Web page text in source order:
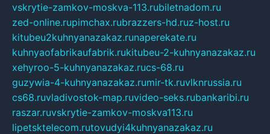
vskrytie-zamkov-moskva-113.rubiletnadom.ru
zed-online.rupimchax.rubrazzers-hd.ruz-host.ru
kitubeu2kuhnyanazakaz.runaperekate.ru
kuhnyaofabrikaufabrik.rukitubeu-2-kuhnyanazakaz.ru
xehyroo-5-kuhnyanazakaz.rucs-68.ru
guzywia-4-kuhnyanazakaz.rumir-tk.ruvlknrussia.ru
cs68.ruvladivostok-map.ruvideo-seks.rubankaribi.ru
raszar.ruvskrytie-zamkov-moskva113.ru
lipetsktelecom.rutovudyi4kuhnyanazakaz.ru